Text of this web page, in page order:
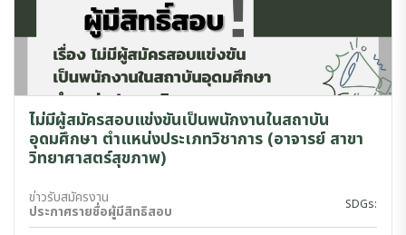
ไม่มีผู้สมัครสอบแข่งขันเป็นพนักงานในสถาบัน
อุดมศึกษา ตำแหน่งประเภทวิชาการ (อาจารย์ สาขา
วิทยาศาสตร์สุขภาพ)
ข่าวรับสมัครงาน
ประกาศรายชื่อผู้มีสิทธิสอบ SDGs: